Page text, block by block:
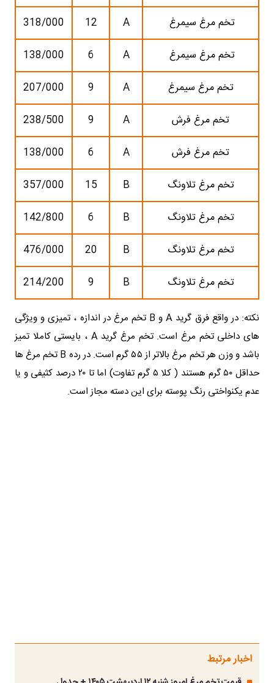
تخم مرغ سیمرغ
A
12
318/000
تخم مرغ سیمرغ
A
6
138/000
تخم مرغ سیمرغ
A
9
207/000
تخم مرغ فرش
A
9
238/500
تخم مرغ فرش
A
6
138/000
تخم مرغ تلاونگ
B
15
357/000
تخم مرغ تلاونگ
B
6
142/800
تخم مرغ تلاونگ
B
20
476/000
تخم مرغ تلاونگ
B
9
214/200
نکته: در واقع فرق گرید A و B تخم مرغ در اندازه ، تمیزی و ویژگی
های داخلی تخم مرغ است. تخم مرغ گرید A ، بایستی کاملا تمیز
باشد و وزن هر تخم مرغ بالاتر از ۵۵ گرم است. در رده B تخم مرغ ها
حداقل ۵۰ گرم هستند ( کلا ۵ گرم تفاوت) اما تا ۲۰ درصد کثیفی و یا
عدم یکنواختی رنگ پوسته برای این دسته مجاز است.
اخبار مرتبط